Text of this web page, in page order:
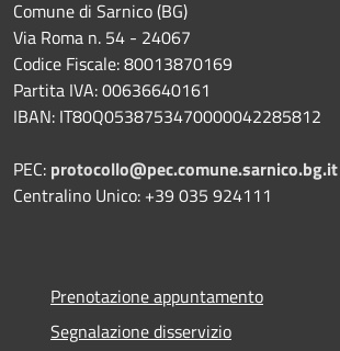
Comune di Sarnico (BG)
Via Roma n. 54 - 24067
Codice Fiscale: 80013870169
Partita IVA: 00636640161
IBAN: IT80Q0538753470000042285812
PEC: protocollo@pec.comune.sarnico.bg.it
Centralino Unico: +39 035 924111
Prenotazione appuntamento
Segnalazione disservizio